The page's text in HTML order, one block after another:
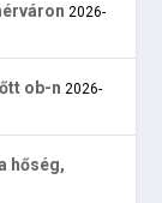
2026-
ob-n 2026-
hőség,